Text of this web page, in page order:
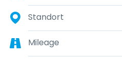
Standort
Mileage